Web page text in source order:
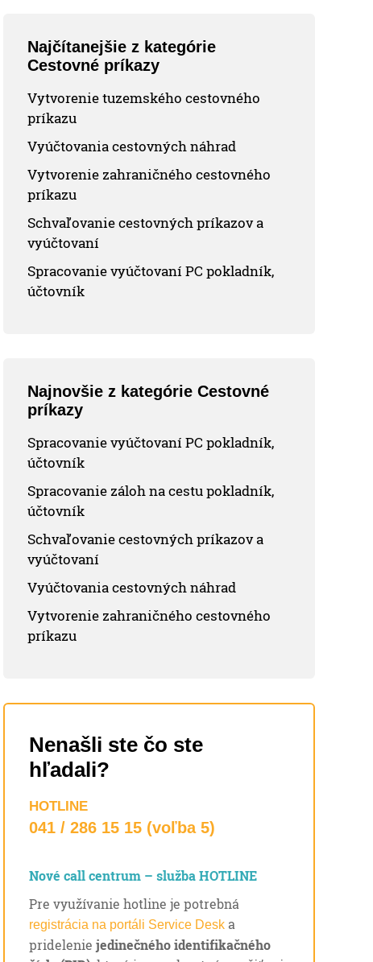
Najčítanejšie z kategórie
Cestovné príkazy
Vytvorenie tuzemského cestovného
príkazu
Vyúčtovania cestovných náhrad
Vytvorenie zahraničného cestovného
príkazu
Schvaľovanie cestovných príkazov a
vyúčtovaní
Spracovanie vyúčtovaní PC pokladník,
účtovník
Najnovšie z kategórie Cestovné
príkazy
Spracovanie vyúčtovaní PC pokladník,
účtovník
Spracovanie záloh na cestu pokladník,
účtovník
Schvaľovanie cestovných príkazov a
vyúčtovaní
Vyúčtovania cestovných náhrad
Vytvorenie zahraničného cestovného
príkazu
Nenašli ste čo ste
hľadali?
HOTLINE
041 / 286 15 15 (voľba 5)
Nové call centrum – služba HOTLINE
Pre využívanie hotline je potrebná
registrácia na portáli Service Desk a
prideleniejedinečného identifikačného